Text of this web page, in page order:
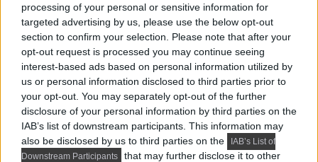
processing of your personal or sensitive information for
targeted advertising by us, please use the below opt-out
section to confirm your selection. Please note that after your
opt-out request is processed you may continue seeing
interest-based ads based on personal information utilized by
us or personal information disclosed to third parties prior to
your opt-out. You may separately opt-out of the further
disclosure of your personal information by third parties on the
IAB’s list of downstream participants. This information may
also be disclosed by us to third parties on the
IAB’s List of
Downstream Participants
that may further disclose it to other
Akciók, programok, roadshow – születésnapi
programok minden magyarországi Möbelix
áruházban
15. születésnapját ünnepli a Möbelix magyarországon,
az október 11-ig tartó programsorozat keretében...